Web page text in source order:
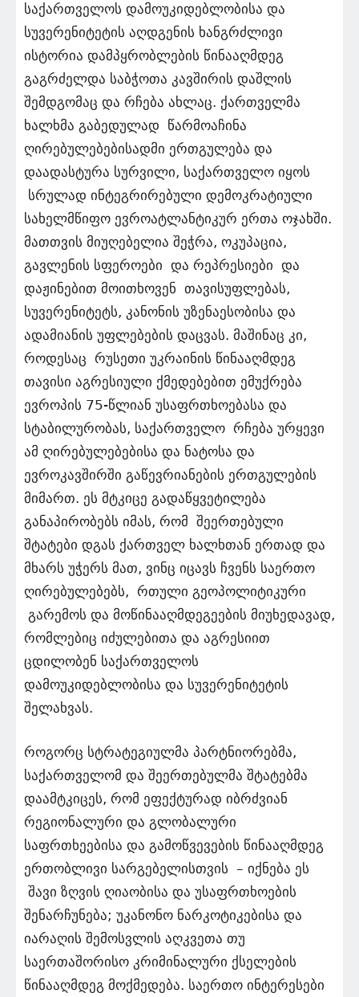
საქართველოს დამოუკიდებლობისა და
სუვერენიტეტის აღდგენის ხანგრძლივი
ისტორია დამპყრობლების წინააღმდეგ
გაგრძელდა საბჭოთა კავშირის დაშლის
შემდგომაც და რჩება ახლაც. ქართველმა
ხალხმა გაბედულად წარმოაჩინა
ღირებულებებისადმი ერთგულება და
დაადასტურა სურვილი, საქართველო იყოს
სრულად ინტეგრირებული დემოკრატიული
სახელმწიფო ევროატლანტიკურ ერთა ოჯახში.
მათთვის მიუღებელია შეჭრა, ოკუპაცია,
გავლენის სფეროები და რეპრესიები და
დაჟინებით მოითხოვენ თავისუფლებას,
სუვერენიტეტს, კანონის უზენაესობისა და
ადამიანის უფლებების დაცვას. მაშინაც კი,
როდესაც რუსეთი უკრაინის წინააღმდეგ
თავისი აგრესიული ქმედებებით ემუქრება
ევროპის 75-წლიან უსაფრთხოებასა და
სტაბილურობას, საქართველო რჩება ურყევი
ამ ღირებულებებისა და ნატოსა და
ევროკავშირში გაწევრიანების ერთგულების
მიმართ. ეს მტკიცე გადაწყვეტილება
განაპირობებს იმას, რომ შეერთებული
შტატები დგას ქართველ ხალხთან ერთად და
მხარს უჭერს მათ, ვინც იცავს ჩვენს საერთო
ღირებულებებს, რთული გეოპოლიტიკური
გარემოს და მოწინააღმდეგეების მიუხედავად,
რომლებიც იძულებითა და აგრესიით
ცდილობენ საქართველოს
დამოუკიდებლობისა და სუვერენიტეტის
შელახვას.
როგორც სტრატეგიულმა პარტნიორებმა,
საქართველომ და შეერთებულმა შტატებმა
დაამტკიცეს, რომ ეფექტურად იბრძვიან
რეგიონალური და გლობალური
საფრთხეებისა და გამოწვევების წინააღმდეგ
ერთობლივი სარგებელისთვის – იქნება ეს
შავი ზღვის ღიაობისა და უსაფრთხოების
შენარჩუნება; უკანონო ნარკოტიკებისა და
იარაღის შემოსვლის აღკვეთა თუ
საერთაშორისო კრიმინალური ქსელების
წინააღმდეგ მოქმედება. საერთო ინტერესები